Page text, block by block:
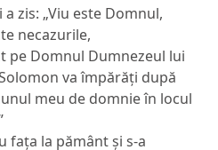
zis: „Viu este Domnul,
necazurile,
pe Domnul Dumnezeul lui
va împărăți după
meu de domnie în locul
fața la pământ și s-a